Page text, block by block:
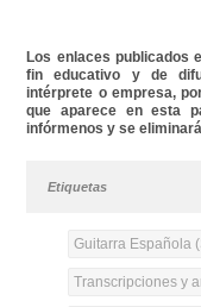
Los enlaces publicados
fin educativo y de
intérprete o empresa,
que aparece en esta
infórmenos y se
Etiquetas
Guitarra Española
Transcripciones y